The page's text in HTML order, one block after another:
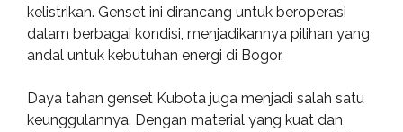
kelistrikan. Genset ini dirancang untuk beroperasi
dalam berbagai kondisi, menjadikannya pilihan yang
andal untuk kebutuhan energi di Bogor.
Daya tahan genset Kubota juga menjadi salah satu
keunggulannya. Dengan material yang kuat dan